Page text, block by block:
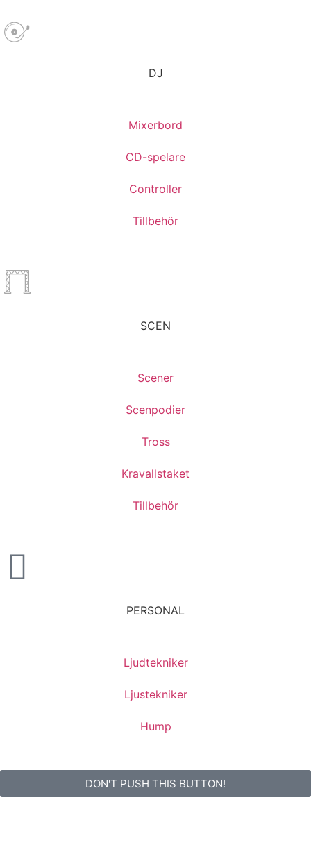
DJ
Mixerbord
CD-spelare
Controller
Tillbehör
SCEN
Scener
Scenpodier
Tross
Kravallstaket
Tillbehör
PERSONAL
Ljudtekniker
Ljustekniker
Hump
DON'T PUSH THIS BUTTON!